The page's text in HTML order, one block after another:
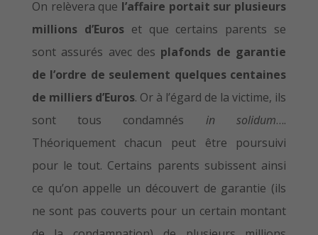
On relèvera que l’affaire portait sur plusieurs
millions d’Euroset que certains parents se
sont assurés avec des plafonds de garantie
de l’ordre de seulement quelques centaines
de milliers d’Euros. Or à l’égard de la victime, ils
sont tous condamnés in solidum….
Théoriquement chacun peut être poursuivi
pour le tout. Certains parents subissent ainsi
ce qu’on appelle un découvert de garantie (ils
ne sont pas couverts pour un certain montant